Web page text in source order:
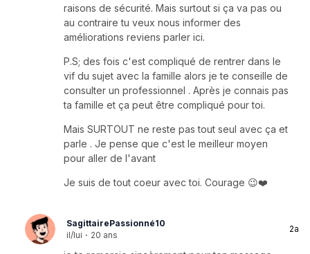
raisons de sécurité. Mais surtout si ça va pas ou
au contraire tu veux nous informer des
améliorations reviens parler ici.
P.S; des fois c'est compliqué de rentrer dans le
vif du sujet avec la famille alors je te conseille de
consulter un professionnel . Après je connais pas
ta famille et ça peut être compliqué pour toi.
Mais SURTOUT ne reste pas tout seul avec ça et
parle . Je pense que c'est le meilleur moyen
pour aller de l'avant
Je suis de tout coeur avec toi. Courage 😉❤️
SagittairePassionné10
il/lui · 20 ans
2a